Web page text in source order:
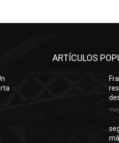
ARTÍCULOS